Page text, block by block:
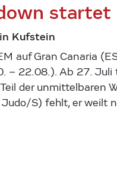
startet
Kufstein
auf Gran Canaria
– 22.08.). Ab 27.
der unmittelbaren
S) fehlt, er weilt